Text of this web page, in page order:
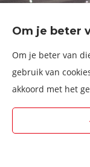
Om je beter
Om je beter van
gebruik van
akkoord met het
Ervaren
Oostende
Oostende